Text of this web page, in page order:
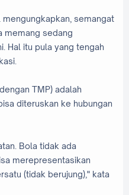
mengungkapkan, semangat
memang sedang
Hal itu pula yang tengah
TMP) adalah
diteruskan ke hubungan
Bola tidak ada
merepresentasikan
(tidak berujung)," kata